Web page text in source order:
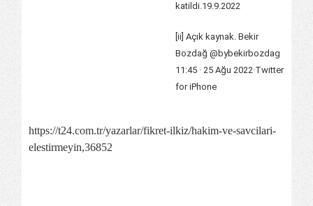
katildi.19.9.2022
[ii] Açık kaynak. Bekir
Bozdağ @bybekirbozdag
11:45 · 25 Ağu 2022·Twitter
for iPhone
https://t24.com.tr/yazarlar/fikret-ilkiz/hakim-ve-savcilari-
elestirmeyin,36852